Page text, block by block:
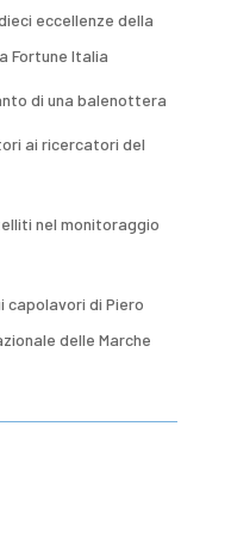
eccellenze della
Fortune Italia
di una balenottera
ai ricercatori del
nel monitoraggio
capolavori di Piero
delle Marche